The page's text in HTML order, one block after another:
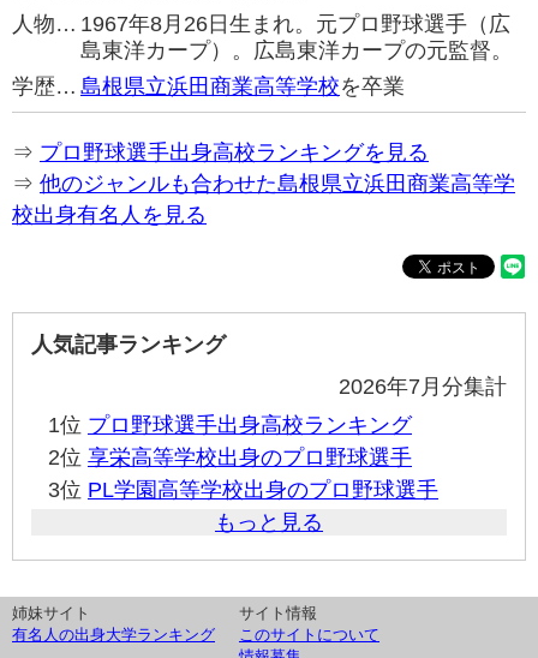
人物… 1967年8月26日生まれ。元プロ野球選手（広
島東洋カープ）。広島東洋カープの元監督。
学歴… 島根県立浜田商業高等学校を卒業
⇒ プロ野球選手出身高校ランキングを見る
⇒ 他のジャンルも合わせた島根県立浜田商業高等学
校出身有名人を見る
人気記事ランキング
2026年7月分集計
1位 プロ野球選手出身高校ランキング
2位 享栄高等学校出身のプロ野球選手
3位 PL学園高等学校出身のプロ野球選手
もっと見る
姉妹サイト
有名人の出身大学ランキング
サイト情報
このサイトについて